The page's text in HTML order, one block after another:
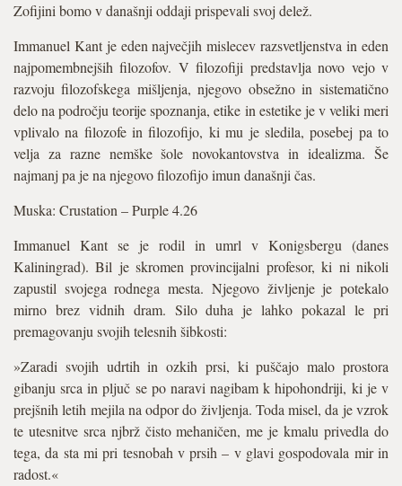
Zofijini bomo v današnji oddaji prispevali svoj delež.
Immanuel Kant je eden največjih mislecev razsvetljenstva in eden
najpomembnejših filozofov. V filozofiji predstavlja novo vejo v
razvoju filozofskega mišljenja, njegovo obsežno in sistematično
delo na področju teorije spoznanja, etike in estetike je v veliki meri
vplivalo na filozofe in filozofijo, ki mu je sledila, posebej pa to
velja za razne nemške šole novokantovstva in idealizma. Še
najmanj pa je na njegovo filozofijo imun današnji čas.
Muska: Crustation – Purple 4.26
Immanuel Kant se je rodil in umrl v Konigsbergu (danes
Kaliningrad). Bil je skromen provincijalni profesor, ki ni nikoli
zapustil svojega rodnega mesta. Njegovo življenje je potekalo
mirno brez vidnih dram. Silo duha je lahko pokazal le pri
premagovanju svojih telesnih šibkosti:
»Zaradi svojih udrtih in ozkih prsi, ki puščajo malo prostora
gibanju srca in pljuč se po naravi nagibam k hipohondriji, ki je v
prejšnih letih mejila na odpor do življenja. Toda misel, da je vzrok
te utesnitve srca njbrž čisto mehaničen, me je kmalu privedla do
tega, da sta mi pri tesnobah v prsih – v glavi gospodovala mir in
radost.«